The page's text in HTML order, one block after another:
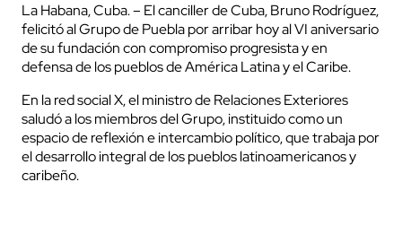
La Habana, Cuba. – El canciller de Cuba, Bruno Rodríguez,
felicitó al Grupo de Puebla por arribar hoy al VI aniversario
de su fundación con compromiso progresista y en
defensa de los pueblos de América Latina y el Caribe.
En la red social X, el ministro de Relaciones Exteriores
saludó a los miembros del Grupo, instituido como un
espacio de reflexión e intercambio político, que trabaja por
el desarrollo integral de los pueblos latinoamericanos y
caribeño.